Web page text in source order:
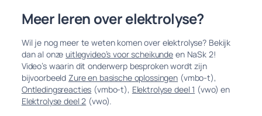
Meer leren over elektrolyse?
Wil je nog meer te weten komen over elektrolyse? Bekijk
dan al onzeuitlegvideo’s voor scheikunde en NaSk 2!
Video’s waarin dit onderwerp besproken wordt zijn
bijvoorbeeld Zure en basische oplossingen (vmbo-t),
Ontledingsreacties (vmbo-t), Elektrolyse deel 1 (vwo) en
Elektrolyse deel 2 (vwo).